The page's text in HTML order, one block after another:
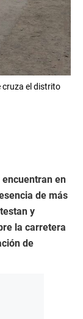
cruza el distrito
en
de más
y
la carretera
de